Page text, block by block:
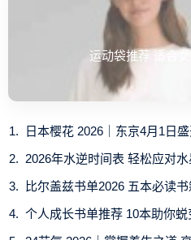
运动袋推荐 适合
日本樱花 2026｜东京4月1日
2026年水逆时间表 轻松应对
比尔盖兹书单2026 五本必读
个人成长书单推荐 10本助你